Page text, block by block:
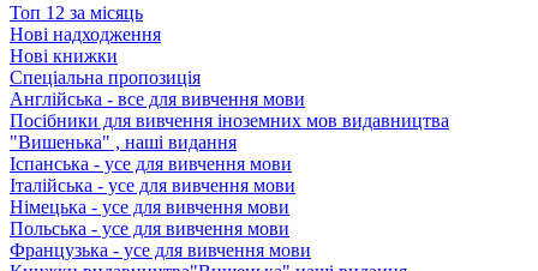
Топ 12 за місяць
Нові надходження
Нові книжки
Спеціальна пропозиція
Англійська - все для вивчення мови
Посібники для вивчення іноземних мов видавництва
"Вишенька" , наші видання
Іспанська - усе для вивчення мови
Італійська - усе для вивчення мови
Німецька - усе для вивчення мови
Польська - усе для вивчення мови
Французька - усе для вивчення мови